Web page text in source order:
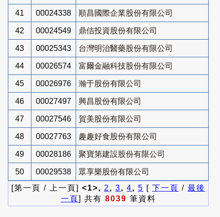
41 00024338 順昌國際企業股份有限公司
42 00024549 鼎佶投資股份有限公司
43 00025343 台灣明治醫藥股份有限公司
44 00026574 富爾金融科技股份有限公司
45 00026976 瀚于股份有限公司
46 00027497 興昌股份有限公司
47 00027546 賀美股份有限公司
48 00027763 趣趣好食股份有限公司
49 00028186 聚寶第建設股份有限公司
50 00029538
眾享樂股份有限公司
[第一頁 / 上一頁] <1>, 2 , 3, 4, 5 [ 下一頁 / 最後
一頁] 共有 8039 筆資料